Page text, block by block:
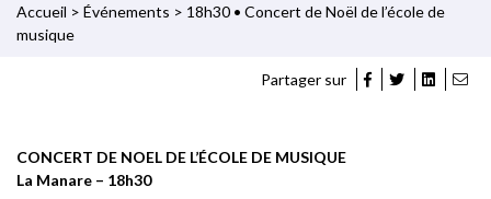
Accueil > Événements > 18h30 • Concert de Noël de l’école de
musique
Partager sur
CONCERT DE NOEL DE L’ÉCOLE DE MUSIQUE
La Manare – 18h30